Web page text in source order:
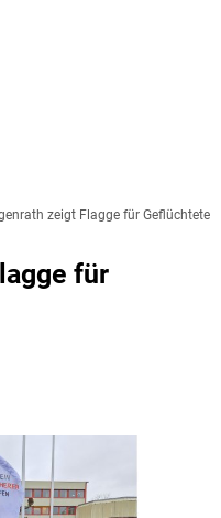
zeigt Flagge für Geflüchtete
für